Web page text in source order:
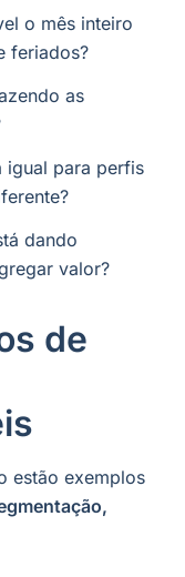
o mês inteiro
feriados?
as
igual para perfis
dando
valor?
de
estão exemplos